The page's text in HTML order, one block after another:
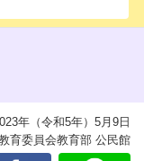
年（令和5年）5月9日
育委員会教育部 公民館